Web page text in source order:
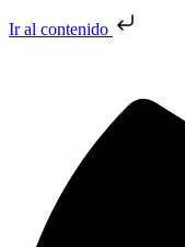
Ir al contenido